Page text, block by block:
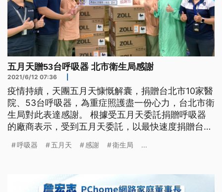
五月天贈53台呼吸器 北市衛生局感謝
2021/6/12 07:36
疫情持續，天團五月天慷慨解囊，捐贈台北市10家醫
院、53台呼吸器，為重症照護盡一份心力，台北市衛
生局對此表達感謝。 根據受五月天委託捐贈呼吸器
的廠商表示，受到五月天委託，以最快速度捐贈台北
求，共計10家醫院獲贈，並在6月8號直接配送到10
呼吸器 五月天 感謝 衛生局 ...